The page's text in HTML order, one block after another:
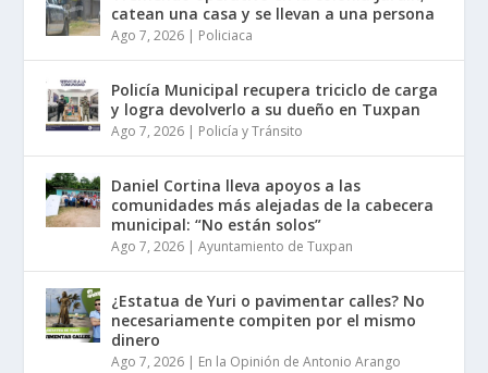
catean una casa y se llevan a una persona
Ago 7, 2026 | Policiaca
Policía Municipal recupera triciclo de carga
y logra devolverlo a su dueño en Tuxpan
Ago 7, 2026 | Policía y Tránsito
Daniel Cortina lleva apoyos a las
comunidades más alejadas de la cabecera
municipal: “No están solos”
Ago 7, 2026 |Ayuntamiento de Tuxpan
¿Estatua de Yuri o pavimentar calles? No
necesariamente compiten por el mismo
dinero
Ago 7, 2026 | En la Opinión de Antonio Arango